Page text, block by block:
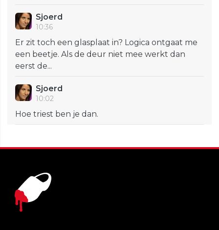
Sjoerd
10:36
Er zit toch een glasplaat in? Logica ontgaat me
een beetje. Als de deur niet mee werkt dan
eerst de...
Sjoerd
10:02
Hoe triest ben je dan.